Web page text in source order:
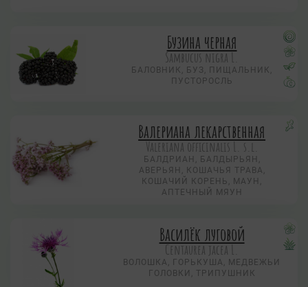
Бузина черная
Sambucus nigra L.
БАЛОВНИК, БУЗ, ПИЩАЛЬНИК,
ПУСТОРОСЛЬ
Валериана лекарственная
Valeriana officinalis L. s.l.
БАЛДРИАН, БАЛДЫРЬЯН,
АВЕРЬЯН, КОШАЧЬЯ ТРАВА,
КОШАЧИЙ КОРЕНЬ, МАУН,
АПТЕЧНЫЙ МЯУН
Василёк луговой
Centaurea jacea L.
ВОЛОШКА, ГОРЬКУША, МЕДВЕЖЬИ
ГОЛОВКИ, ТРИПУШНИК